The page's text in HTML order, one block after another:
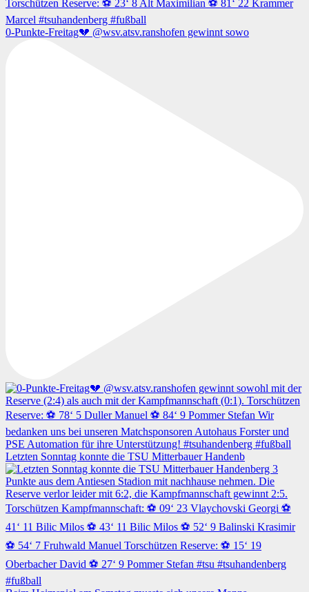
0-Punkte-Freitag💔 @wsv.atsv.ranshofen gewinnt sowo
Letzten Sonntag konnte die TSU Mitterbauer Handenb